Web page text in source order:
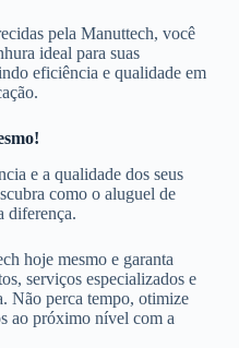
pela Manuttech, você
ideal para suas
eficiência e qualidade em
e a qualidade dos seus
como o aluguel de
diferença.
hoje mesmo e garanta
serviços especializados e
Não perca tempo, otimize
ao próximo nível com a